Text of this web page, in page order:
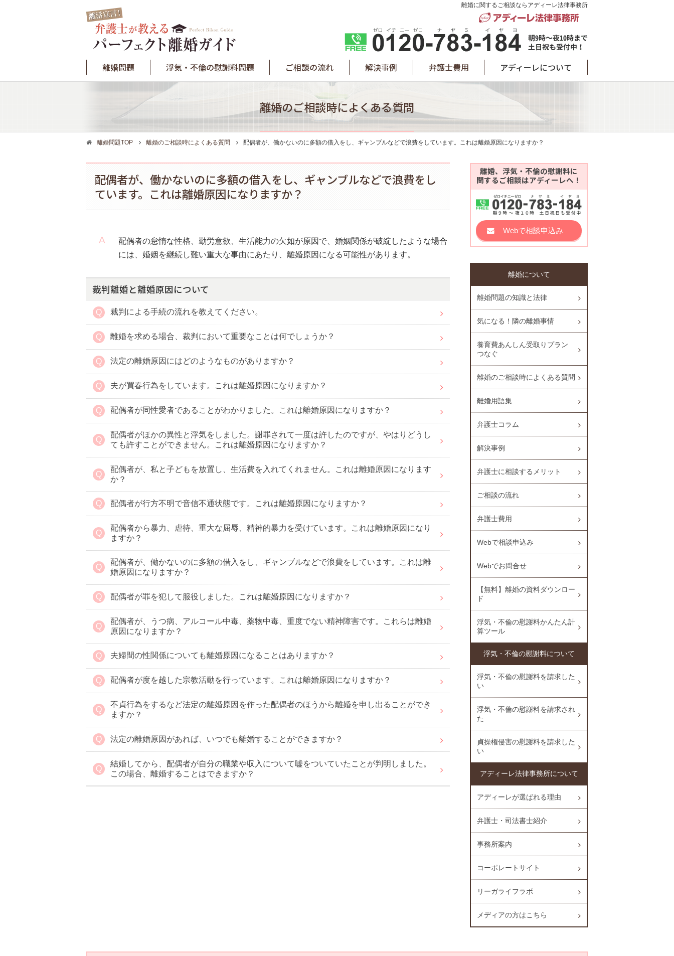
離婚に関するご相談ならアディーレ法律事務所
離婚問題 浮気・不倫の慰謝料問題 ご相談の流れ 解決事例 弁護士費用 アディーレについて
離婚のご相談時によくある質問
離婚問題TOP 離婚のご相談時によくある質問 配偶者が、働かないのに多額の借入をし、ギャンブルなどで浪費をしています。これは離婚原因になりますか？
配偶者が、働かないのに多額の借入をし、ギャンブルなどで浪費をし
ています。これは離婚原因になりますか？
配偶者の怠惰な性格、勤労意欲、生活能力の欠如が原因で、婚姻関係が破綻したような場合
には、婚姻を継続し難い重大な事由にあたり、離婚原因になる可能性があります。
裁判離婚と離婚原因について
裁判による手続の流れを教えてください。
離婚を求める場合、裁判において重要なことは何でしょうか？
法定の離婚原因にはどのようなものがありますか？
夫が買春行為をしています。これは離婚原因になりますか？
配偶者が同性愛者であることがわかりました。これは離婚原因になりますか？
配偶者がほかの異性と浮気をしました。謝罪されて一度は許したのですが、やはりどうし
ても許すことができません。これは離婚原因になりますか？
配偶者が、私と子どもを放置し、生活費を入れてくれません。これは離婚原因になります
か？
配偶者が行方不明で音信不通状態です。これは離婚原因になりますか？
配偶者から暴力、虐待、重大な屈辱、精神的暴力を受けています。これは離婚原因になり
ますか？
配偶者が、働かないのに多額の借入をし、ギャンブルなどで浪費をしています。これは離
婚原因になりますか？
配偶者が罪を犯して服役しました。これは離婚原因になりますか？
配偶者が、うつ病、アルコール中毒、薬物中毒、重度でない精神障害です。これらは離婚
原因になりますか？
夫婦間の性関係についても離婚原因になることはありますか？
配偶者が度を越した宗教活動を行っています。これは離婚原因になりますか？
不貞行為をするなど法定の離婚原因を作った配偶者のほうから離婚を申し出ることができ
ますか？
法定の離婚原因があれば、いつでも離婚することができますか？
結婚してから、配偶者が自分の職業や収入について嘘をついていたことが判明しました。
この場合、離婚することはできますか？
離婚、浮気・不倫の慰謝料に
関するご相談はアディーレへ！
Webで相談申込み
離婚について
離婚問題の知識と法律
気になる！隣の離婚事情
養育費あんしん受取りプラン
つなぐ
離婚のご相談時によくある質問
離婚用語集
弁護士コラム
解決事例
弁護士に相談するメリット
ご相談の流れ
弁護士費用
Webで相談申込み
Webでお問合せ
【無料】離婚の資料ダウンロー
ド
浮気・不倫の慰謝料かんたん計
算ツール
浮気・不倫の慰謝料について
浮気・不倫の慰謝料を請求した
い
浮気・不倫の慰謝料を請求され
た
貞操権侵害の慰謝料を請求した
い
アディーレ法律事務所について
アディーレが選ばれる理由
弁護士・司法書士紹介
事務所案内
コーポレートサイト
リーガライフラボ
メディアの方はこちら